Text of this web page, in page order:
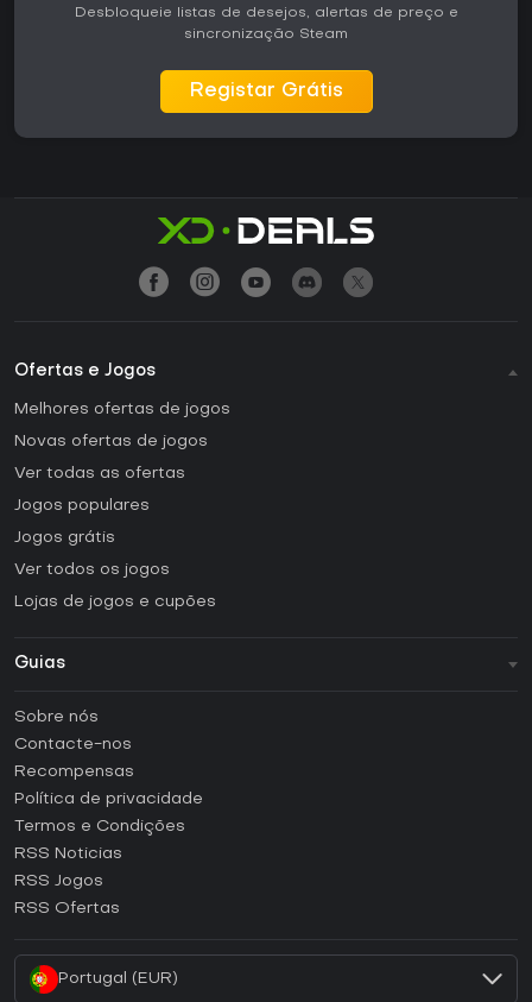
Desbloqueie listas de desejos, alertas de preço e
sincronização Steam
Registar Grátis
Ofertas e Jogos
Melhores ofertas de jogos
Novas ofertas de jogos
Ver todas as ofertas
Jogos populares
Jogos grátis
Ver todos os jogos
Lojas de jogos e cupões
Guias
Como ativar uma CD Key Steam?
Como ativar uma CD Key Epic Games?
Como ativar uma CD Key GOG?
Como ativar uma CD Key Ubisoft Connect?
Sobre nós
Contacte-nos
Recompensas
Política de privacidade
Termos e Condições
RSS Noticias
RSS Jogos
RSS Ofertas
Portugal (EUR)